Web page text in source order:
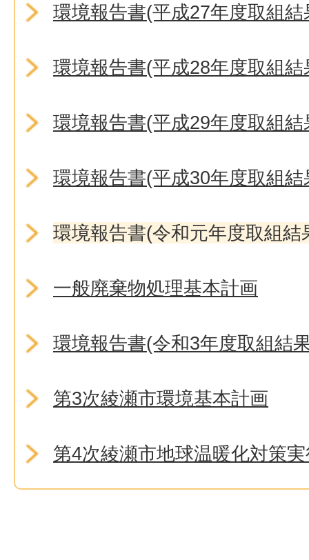
環境報告書(平成27年度取組結
環境報告書(平成28年度取組結
環境報告書(平成29年度取組結
環境報告書(平成30年度取組結
環境報告書(令和元年度取組結
一般廃棄物処理基本計画
環境報告書(令和3年度取組結
第3次綾瀬市環境基本計画
第4次綾瀬市地球温暖化対策